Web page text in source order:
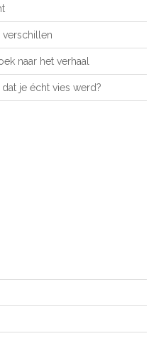
naar het verhaal
je écht vies werd?